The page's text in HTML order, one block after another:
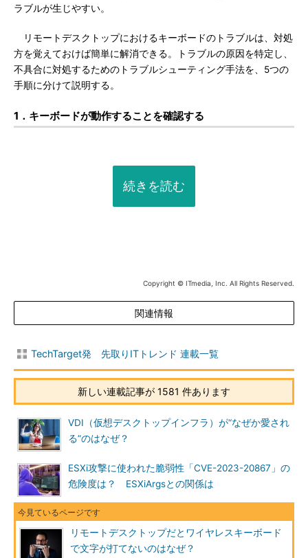
ラブルが生じやすい。
リモートデスクトップにおけるキーボードのトラブルは、対処
方を覚えておけば簡単に解消できる。トラブルの原因を特定し、
不具合に対処するためのトラブルシューティング手法を、5つの
手順に分けて説明する。
1．キーボードが動作することを確認する
続きを読む
Copyright © ITmedia, Inc. All Rights Reserved.
関連情報
TechTarget発 先取りITトレンド 連載一覧
新しい連載記事が 1581 件あります
VDI（仮想デスクトップインフラ）が“なぜか愛され
る”のはなぜ？
ESXi攻撃に使われた脆弱性「CVE-2023-20867」の
危険度は？ ESXiArgsとの関係は
リモートデスクトップだとワイヤレスキーボード
で文字が打てないのはなぜ？